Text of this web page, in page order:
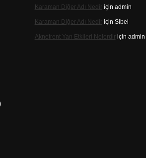
Karaman Diğer Adı Nediriçin admin
Karaman Diğer Adı Nediriçin Sibel
Aknetrent Yan Etkileri Nelerdiriçin admin